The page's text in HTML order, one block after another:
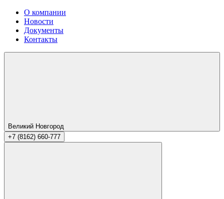
О компании
Новости
Документы
Контакты
Великий Новгород
+7 (8162) 660-777